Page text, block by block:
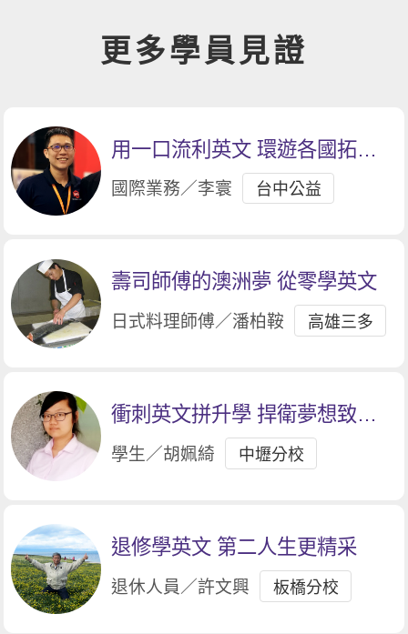
更多學員見證
用一口流利英文 環遊各國拓展
業務
國際業務／李寰 台中公益
壽司師傅的澳洲夢 從零學英文
日式料理師傅／潘柏鞍 高雄三多
衝刺英文拼升學 捍衛夢想致青
春
學生／胡姵綺 中壢分校
退修學英文 第二人生更精采
退休人員／許文興 板橋分校